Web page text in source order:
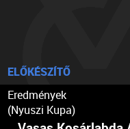
ELŐKÉSZÍTŐ
Eredmények
(Nyuszi Kupa)